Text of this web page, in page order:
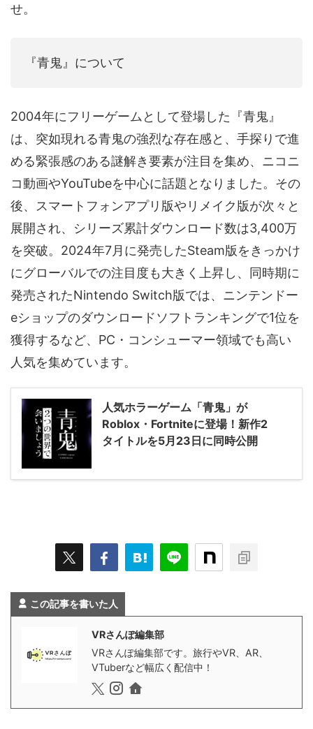
せ。
『青鬼』について
2004年にフリーゲームとして登場した『青鬼』
は、突如現れる青鬼の強烈な存在感と、手探りで進
める緊張感のある謎解き要素が注目を集め、ニコニ
コ動画やYouTubeを中心に話題となりました。その
後、スマートフォンアプリ版やリメイク版が次々と
展開され、シリーズ累計ダウンロード数は3,400万
を突破。2024年7月に発売したSteam版をきっかけ
にグローバルでの注目度も大きく上昇し、同時期に
発売されたNintendo Switch版では、ニンテンドー
eショップのダウンロードソフトランキングで1位を
獲得するなど、PC・コンシューマー領域でも高い
人気を集めています。
人気ホラーゲーム「青鬼」が
Roblox・Fortniteに登場！新作2
タイトルを5月23日に同時公開
この記事を書いた人
VRさんぽ編集部
VRさんぽ編集部です。旅行やVR、AR、
VTuberなど幅広く配信中！